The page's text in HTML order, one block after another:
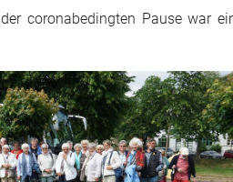
der coronabedingten Pause war